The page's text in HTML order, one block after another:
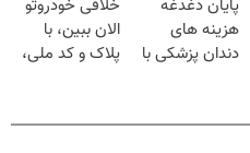
میلیون تومان!!!
میلیون !
پایان دغدغه
هزینه های
دندان پزشکی با
خلافی خودروتو
الان ببین، با
پلاک و کد ملی،